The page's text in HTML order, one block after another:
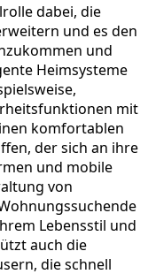
dabei, die
und es den
und
Heimsysteme
mit
komfortablen
der sich an ihre
und mobile
von
Lebensstil und
auch die
die schnell